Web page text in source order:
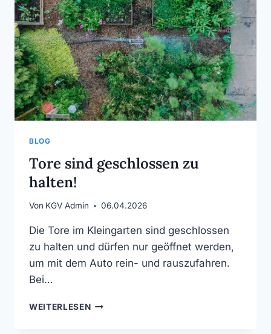
BLOG
Tore sind geschlossen zu
halten!
Von KGV Admin 06.04.2026
Die Tore im Kleingarten sind geschlossen
zu halten und dürfen nur geöffnet werden,
um mit dem Auto rein- und rauszufahren.
Bei…
WEITERLESENTORE